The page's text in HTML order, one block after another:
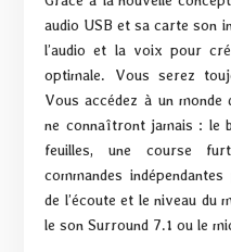
audio USB et sa carte son
l’audio et la voix pour
optimale. Vous serez
Vous accédez à un monde
ne connaîtront jamais : le
feuilles, une course
commandes
de l’écoute et le niveau du
le son Surround 7.1 ou le